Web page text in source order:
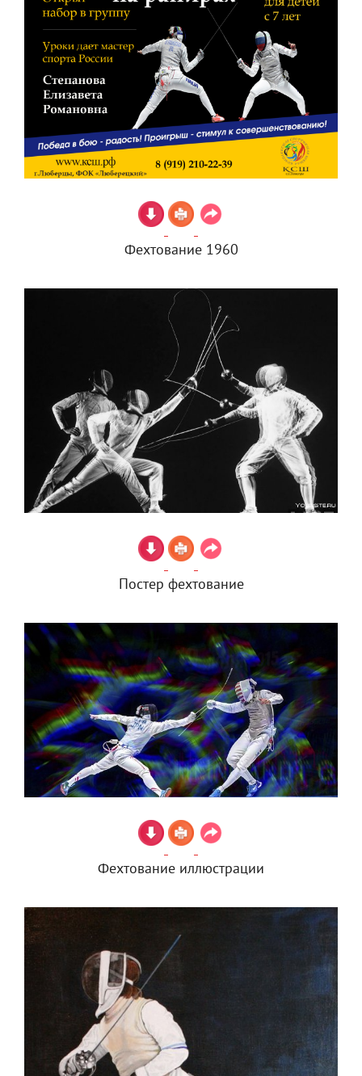
Фехтование 1960
Постер фехтование
Фехтование иллюстрации